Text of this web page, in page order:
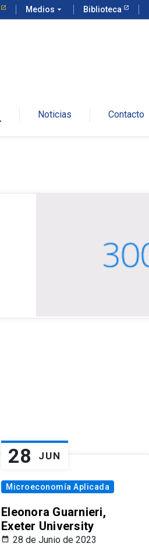
Medios arrow_drop_down Biblioteca
Noticias Contacto
28 JUN
Microeconomía Aplicada
Eleonora Guarnieri,
Exeter University
28 de Junio de 2023